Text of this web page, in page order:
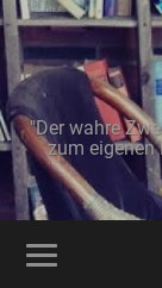
"Der wahre
zum eigenen